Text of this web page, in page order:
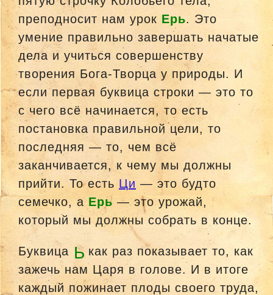
преподносит нам урок Ерь. Это
умение правильно завершать начатые
дела и учиться совершенству
творения Бога-Творца у природы. И
если первая буквица строки — это то
с чего всё начинается, то есть
постановка правильной цели, то
последняя — то, чем всё
заканчивается, к чему мы должны
прийти. То есть Ци — это будто
семечко, а Ерь — это урожай,
который мы должны собрать в конце.
Буквица Ь как раз показывает то, как
зажечь нам Царя в голове. И в итоге
каждый пожинает плоды своего труда,